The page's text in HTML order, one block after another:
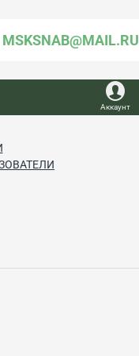
MSKSNAB@MAIL.RU
Аккаунт